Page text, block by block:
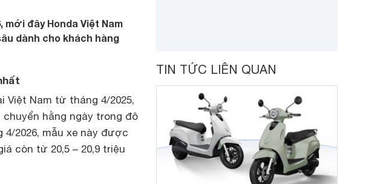
mới đây Honda Việt Nam
dành cho khách hàng
Nam từ tháng 4/2025,
hằng ngày trong đô
2026, mẫu xe này được
còn từ 20,5 – 20,9 triệu
TIN TỨC LIÊN QUAN